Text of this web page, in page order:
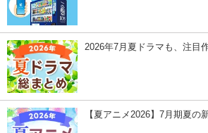
2026年7月夏ドラマも、注目
【夏アニメ2026】7月期夏の